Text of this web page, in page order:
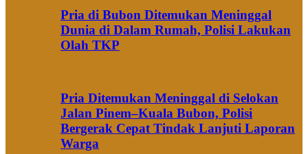
Pria di Bubon Ditemukan Meninggal
Dunia di Dalam Rumah, Polisi Lakukan
Olah TKP
Pria Ditemukan Meninggal di Selokan
Jalan Pinem–Kuala Bubon, Polisi
Bergerak Cepat Tindak Lanjuti Laporan
Warga